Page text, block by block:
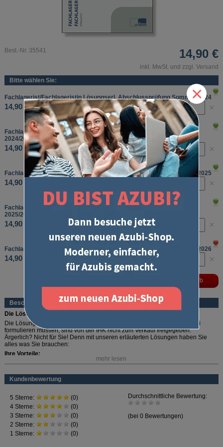
Best.-Nr. 35541 14,90 €
inkl. MwSt. und zzgl. Versand
Bitte wählen Sie:
Fachlagerist/Fachlageristin Lösungserl. AbschlussprüfungSommer 2024
14,90 €
Fachlagerist/Fachlageristin Lösungserl. AbschlussprüfungWinter
2024/2025
14,90 €
Fachlagerist/Fachlageristin Lösungserl. AbschlussprüfungSommer 2025
14,90 €
Fachlagerist/Fachlageristin Lösungserl. Abschlussprüfung
Winter
2025/2026
14,90 €
Fachlagerist/Fachlageristin Lösungserl. Abschlussprüfung Sommer 2026
14,90 €
Beschreibung
Die Lösung für die Lösung
Die Lösungen im Prüfungsfach Lagerprozesse, in dem Sie Antworten frei
formulieren müssen, sind von der IHK nicht zum Verkauf freigegeben.
Ärgerlich? Nicht für Sie! Denn mit unseren erläuterten Lösungen haben Sie
alles was Sie brauchen:
Ihre Vorteile:
Gut erklärt:Lösungen für "Güterbewegung" und "Wirtschafts- und
Sozialkunde"
Praktisch:Auch im Abonnement lieferbar (zum kostenlosenPrüfungs-
Service)
Perfekt ergänzt:
Die Prüfungsaufgaben sind aus Urheberrechtsgründen nicht in den
Lösungserläuterungen abgedruckt. Zur
mehr lesen
Kundenbewertung
×